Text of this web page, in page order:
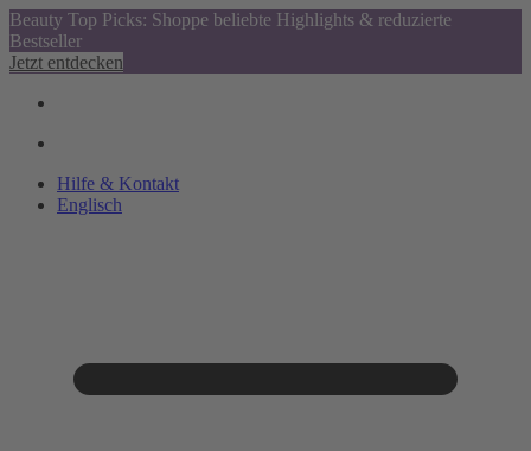
Beauty Top Picks: Shoppe beliebte Highlights & reduzierte
Bestseller
Jetzt entdecken
Hilfe & Kontakt
Englisch